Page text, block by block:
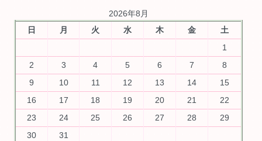
2026年8月
日
月 火 水 木 金
土
1
2
3 4 5 6 7
8
9
10 11 12 13 14
15
16
17 18 19 20 21
22
23
24 25 26 27 28
29
30
31